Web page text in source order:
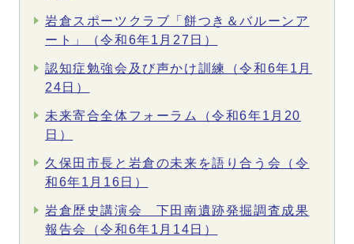
岩倉スポーツクラブ「餅つき＆バルーンア
ート」（令和6年1月27日）
認知症勉強会及び声かけ訓練（令和6年1月
24日）
未来寄合全体フォーラム（令和6年1月20
日）
久保田市長と岩倉の未来を語り合う会（令
和6年1月16日）
岩倉歴史講演会 下田南遺跡発掘調査成果
報告会（令和6年1月14日）